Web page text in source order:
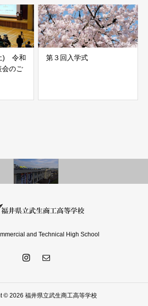
) 令和
会のご
第３回入学式
and Technical High School
© 2026 福井県立武生商工高等学校